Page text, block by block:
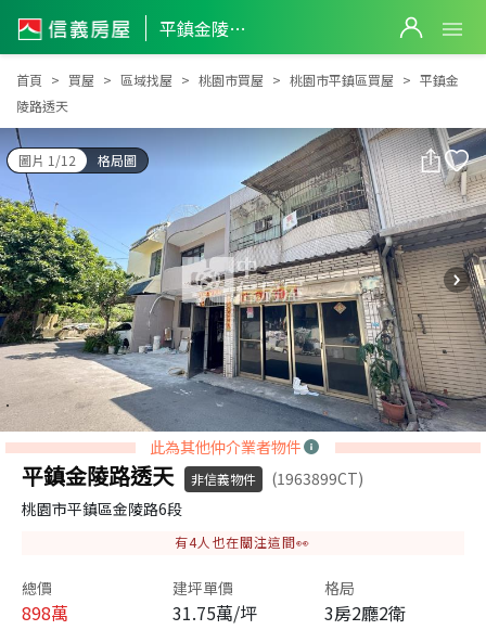
平鎮金陵路透天
平鎮金陵路透天
首頁 買屋 區域找屋 桃園市買屋 桃園市平鎮區買屋
平鎮金
陵路透天
圖片 1/12 格局圖
此為其他仲介業者物件
平鎮金陵路透天 非信義物件
(1963899CT)
桃園市平鎮區金陵路6段
有4人也在關注這間👀
總價
898萬
建坪單價
31.75萬/坪
格局
3房2廳2衛